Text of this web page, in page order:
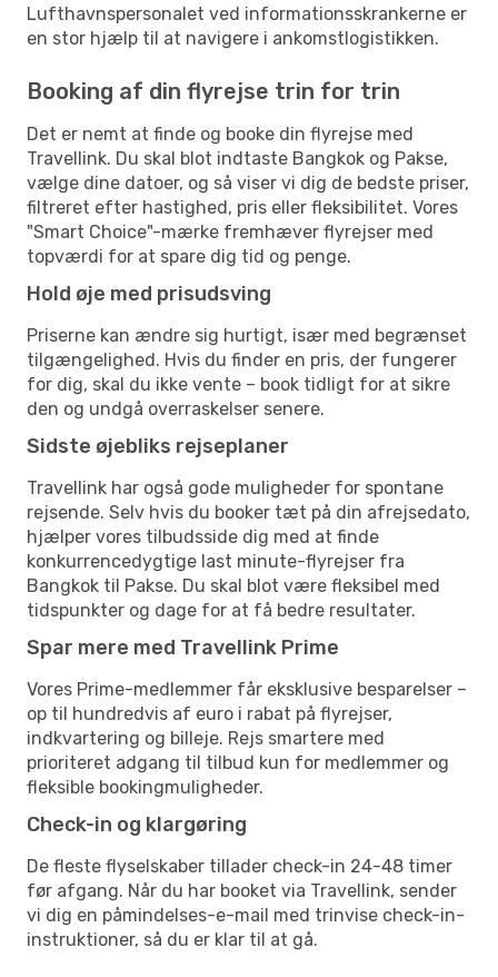
Lufthavnspersonalet ved informationsskrankerne er
en stor hjælp til at navigere i ankomstlogistikken.
Booking af din flyrejse trin for trin
Det er nemt at finde og booke din flyrejse med
Travellink. Du skal blot indtaste Bangkok og Pakse,
vælge dine datoer, og så viser vi dig de bedste priser,
filtreret efter hastighed, pris eller fleksibilitet. Vores
"Smart Choice"-mærke fremhæver flyrejser med
topværdi for at spare dig tid og penge.
Hold øje med prisudsving
Priserne kan ændre sig hurtigt, især med begrænset
tilgængelighed. Hvis du finder en pris, der fungerer
for dig, skal du ikke vente – book tidligt for at sikre
den og undgå overraskelser senere.
Sidste øjebliks rejseplaner
Travellink har også gode muligheder for spontane
rejsende. Selv hvis du booker tæt på din afrejsedato,
hjælper vores tilbudsside dig med at finde
konkurrencedygtige last minute-flyrejser fra
Bangkok til Pakse. Du skal blot være fleksibel med
tidspunkter og dage for at få bedre resultater.
Spar mere med Travellink Prime
Vores Prime-medlemmer får eksklusive besparelser –
op til hundredvis af euro i rabat på flyrejser,
indkvartering og billeje. Rejs smartere med
prioriteret adgang til tilbud kun for medlemmer og
fleksible bookingmuligheder.
Check-in og klargøring
De fleste flyselskaber tillader check-in 24-48 timer
før afgang. Når du har booket via Travellink, sender
vi dig en påmindelses-e-mail med trinvise check-in-
instruktioner, så du er klar til at gå.